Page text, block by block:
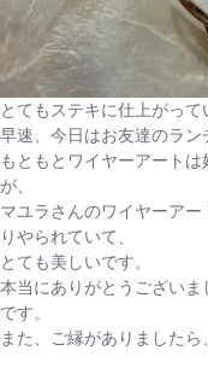
とてもステキに仕上がって
早速、今日はお友達のラン
もともとワイヤーアート
が、
マユラさんのワイヤーア
りやられていて、
とても美しいです。
本当にありがとうござい
です。
また、ご縁がありましたら